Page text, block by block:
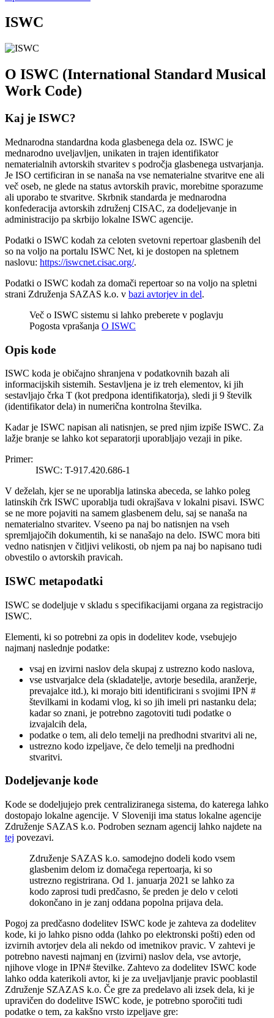
ISWC
O ISWC (International Standard Musical
Work Code)
Kaj je ISWC?
Mednarodna standardna koda glasbenega dela oz. ISWC je
mednarodno uveljavljen, unikaten in trajen identifikator
nematerialnih avtorskih stvaritev s področja glasbenega ustvarjanja.
Je ISO certificiran in se nanaša na vse nematerialne stvaritve ene ali
več oseb, ne glede na status avtorskih pravic, morebitne sporazume
ali uporabo te stvaritve. Skrbnik standarda je mednarodna
konfederacija avtorskih združenj CISAC, za dodeljevanje in
administracijo pa skrbijo lokalne ISWC agencije.
Podatki o ISWC kodah za celoten svetovni repertoar glasbenih del
so na voljo na portalu ISWC Net, ki je dostopen na spletnem
naslovu: https://iswcnet.cisac.org/.
Podatki o ISWC kodah za domači repertoar so na voljo na spletni
strani Združenja SAZAS k.o. v bazi avtorjev in del.
Več o ISWC sistemu si lahko preberete v poglavju
Pogosta vprašanja O ISWC
Opis kode
ISWC koda je običajno shranjena v podatkovnih bazah ali
informacijskih sistemih. Sestavljena je iz treh elementov, ki jih
sestavljajo črka T (kot predpona identifikatorja), sledi ji 9 številk
(identifikator dela) in numerična kontrolna številka.
Kadar je ISWC napisan ali natisnjen, se pred njim izpiše ISWC. Za
lažje branje se lahko kot separatorji uporabljajo vezaji in pike.
Primer:
ISWC: T-917.420.686-1
V deželah, kjer se ne uporablja latinska abeceda, se lahko poleg
latinskih črk ISWC uporablja tudi okrajšava v lokalni pisavi. ISWC
se ne more pojaviti na samem glasbenem delu, saj se nanaša na
nematerialno stvaritev. Vseeno pa naj bo natisnjen na vseh
spremljajočih dokumentih, ki se nanašajo na delo. ISWC mora biti
vedno natisnjen v čitljivi velikosti, ob njem pa naj bo napisano tudi
obvestilo o avtorskih pravicah.
ISWC metapodatki
ISWC se dodeljuje v skladu s specifikacijami organa za registracijo
ISWC.
Elementi, ki so potrebni za opis in dodelitev kode, vsebujejo
najmanj naslednje podatke:
vsaj en izvirni naslov dela skupaj z ustrezno kodo naslova,
vse ustvarjalce dela (skladatelje, avtorje besedila, aranžerje,
prevajalce itd.), ki morajo biti identificirani s svojimi IPN #
številkami in kodami vlog, ki so jih imeli pri nastanku dela;
kadar so znani, je potrebno zagotoviti tudi podatke o
izvajalcih dela,
podatke o tem, ali delo temelji na predhodni stvaritvi ali ne,
ustrezno kodo izpeljave, če delo temelji na predhodni
stvaritvi.
Dodeljevanje kode
Kode se dodeljujejo prek centraliziranega sistema, do katerega lahko
dostopajo lokalne agencije. V Sloveniji ima status lokalne agencije
Združenje SAZAS k.o. Podroben seznam agencij lahko najdete na
tej povezavi.
Združenje SAZAS k.o. samodejno dodeli kodo vsem
glasbenim delom iz domačega repertoarja, ki so
ustrezno registrirana. Od 1. januarja 2021 se lahko za
kodo zaprosi tudi predčasno, še preden je delo v celoti
dokončano in je zanj oddana popolna prijava dela.
Pogoj za predčasno dodelitev ISWC kode je zahteva za dodelitev
kode, ki jo lahko pisno odda (lahko po elektronski pošti) eden od
izvirnih avtorjev dela ali nekdo od imetnikov pravic. V zahtevi je
potrebno navesti najmanj en (izvirni) naslov dela, vse avtorje,
njihove vloge in IPN# številke. Zahtevo za dodelitev ISWC kode
lahko odda katerikoli avtor, ki je za uveljavljanje pravic pooblastil
Združenje SZAZAS k.o. Če gre za predelavo ali izsek dela, ki je
upravičen do dodelitve ISWC kode, je potrebno sporočiti tudi
podatke o tem, za kakšno vrsto izpeljave gre: